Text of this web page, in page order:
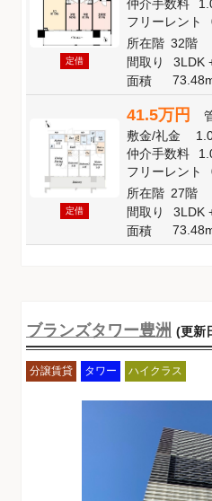
定借
仲介手数料
フリーレント
所在階 32階
間取り
3LDK
面積
定借
41.5万円
敷金/礼金
仲介手数料
フリーレント
所在階 27階
間取り
3LDK
面積
ブランズタワー豊洲 (更新
分譲賃貸 タワー ハイクラス